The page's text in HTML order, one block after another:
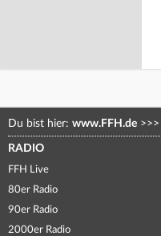
Du bist hier: www.FFH.de >>>
RADIO
FFH Live
80er Radio
90er Radio
2000er Radio